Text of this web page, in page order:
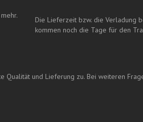
Die Lieferzeit bzw. die Verladung
kommen noch die Tage für den
und Lieferung zu. Bei weiteren